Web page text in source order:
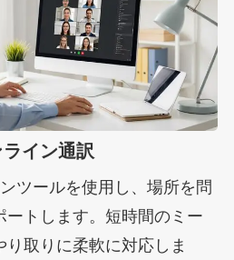
イン通訳
ツールを使用し、場所を問
ートします。短時間のミー
取りに柔軟に対応しま